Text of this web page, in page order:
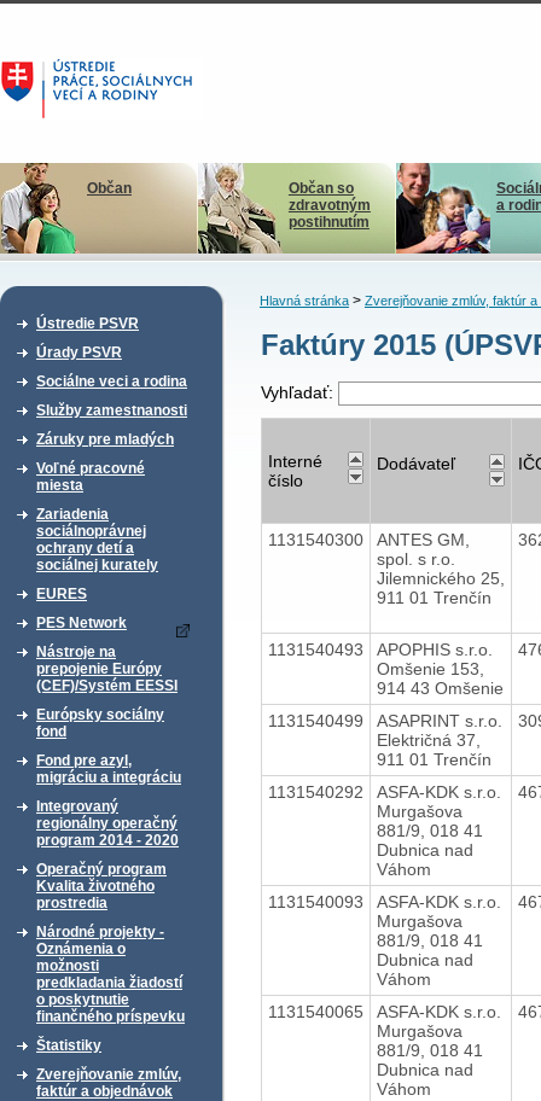
Občan
Občan so
zdravotným
postihnutím
a
Ústredie PSVR
Úrady PSVR
Sociálne veci a rodina
Služby zamestnanosti
Záruky pre mladých
Voľné pracovné
miesta
Zariadenia
sociálnoprávnej
ochrany detí a
sociálnej kurately
EURES
PES Network
Nástroje na
prepojenie Európy
(CEF)/Systém EESSI
Európsky sociálny
fond
Fond pre azyl,
migráciu a integráciu
Integrovaný
regionálny operačný
program 2014 - 2020
Operačný program
Kvalita životného
prostredia
Národné projekty -
Oznámenia o
možnosti
predkladania žiadostí
o poskytnutie
finančného príspevku
Štatistiky
Zverejňovanie zmlúv,
faktúr a objednávok
Hlavná stránka> Zverejňovanie zmlúv, faktúr a
Faktúry 2015
Vyhľadať:
Interné
číslo
Dodávateľ
1131540300
ANTES GM,
spol. s r.o.
Jilemnického 25,
911 01 Trenčín
1131540493
APOPHIS s.r.o.
Omšenie 153,
914 43 Omšenie
1131540499
ASAPRINT s.r.o.
Električná 37,
911 01 Trenčín
1131540292
ASFA-KDK s.r.o.
Murgašova
881/9, 018 41
Dubnica nad
Váhom
1131540093
ASFA-KDK s.r.o.
Murgašova
881/9, 018 41
Dubnica nad
Váhom
1131540065
ASFA-KDK s.r.o.
Murgašova
881/9, 018 41
Dubnica nad
Váhom